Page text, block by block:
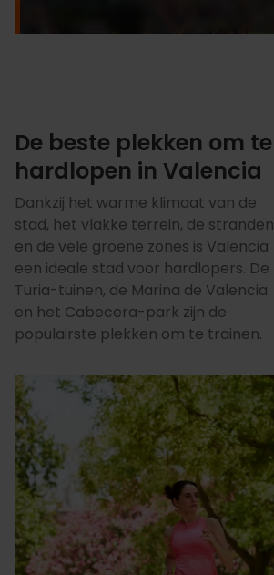
De beste plekken om te
hardlopen in Valencia
Dankzij het warme klimaat van de
stad, het vlakke terrein, de stranden
en de vele groene zones is Valencia
een ideale stad voor hardlopers. De
Turia-tuinen, de Marina de Valencia
en het Cabecera-park zijn de
populairste plekken om te trainen.